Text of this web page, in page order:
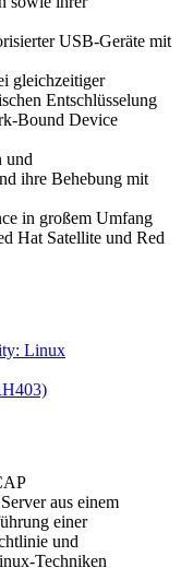
USB-Geräte mit
gleichzeitiger
Entschlüsselung
Bound Device
und
ihre Behebung mit
in großem Umfang
Hat Satellite und Red
Linux
aus einem
einer
und
Techniken